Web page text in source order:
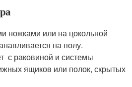
ножками или на цокольной
на полу.
с раковиной и системы
ящиков или полок, скрытых